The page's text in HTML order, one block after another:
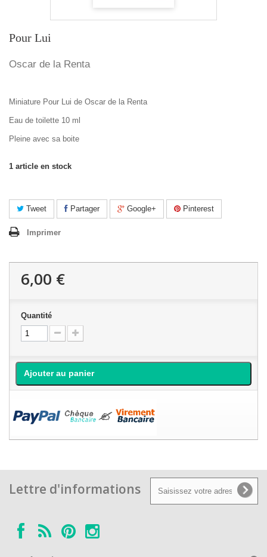
Pour Lui
Oscar de la Renta
Miniature Pour Lui de Oscar de la Renta
Eau de toilette 10 ml
Pleine avec sa boite
1 article en stock
Tweet Partager Google+ Pinterest
Imprimer
6,00 €
Quantité
Ajouter au panier
Lettre d'informations